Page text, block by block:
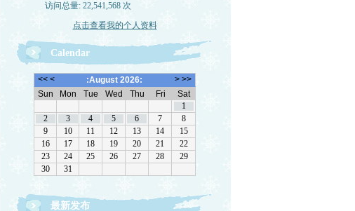
访问总量: 22,541,568 次
点击查看我的个人资料
Calendar
最新发布